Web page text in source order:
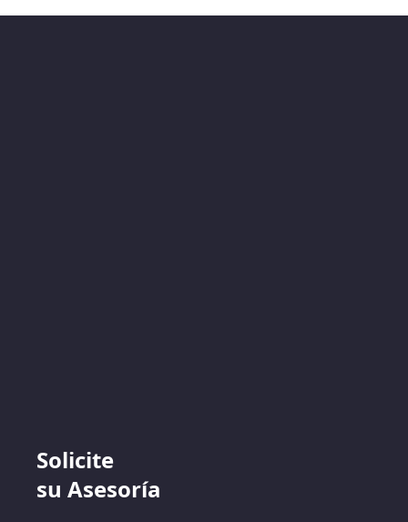
Solicite
su Asesoría